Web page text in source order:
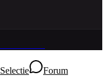
Selectie Forum